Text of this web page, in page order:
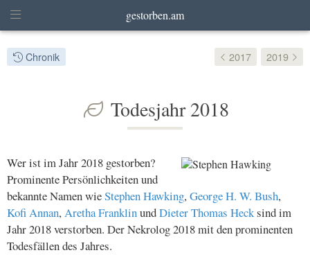
gestorben.am
Chronik 2017 2019
Todesjahr 2018
Wer ist im Jahr 2018 gestorben?
Prominente Persönlichkeiten und
bekannte Namen wieStephen Hawking,George H. W. Bush,
Kofi Annan,Aretha FranklinundDieter Thomas Hecksind im
Jahr 2018 verstorben. Der Nekrolog 2018 mit den prominenten
Todesfällen des Jahres.